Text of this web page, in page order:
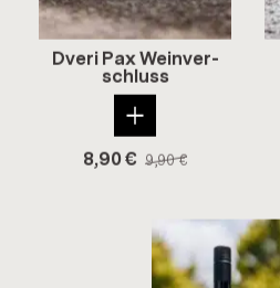
Dveri Pax Wein­ver­
schluss
8,90€ 9,90€